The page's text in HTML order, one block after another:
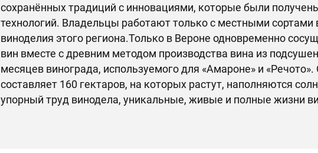
сохранённых традиций с инновациями, которые были
технологий. Владельцы работают только с местными
виноделия этого региона.Только в Вероне одновременно
вин вместе с древним методом производства вина из
месяцев винограда, используемого для «Амароне» и
составляет 160 гектаров, на которых растут, наполняются
упорный труд винодела, уникальные, живые и полные жизни